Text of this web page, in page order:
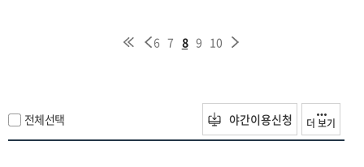
6 7 8 9 10
전체선택 야간이용신청 더 보기